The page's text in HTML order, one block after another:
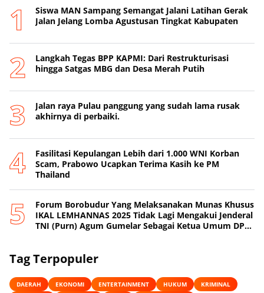
Siswa MAN Sampang Semangat Jalani Latihan Gerak
Jalan Jelang Lomba Agustusan Tingkat Kabupaten
Langkah Tegas BPP KAPMI: Dari Restrukturisasi
hingga Satgas MBG dan Desa Merah Putih
Jalan raya Pulau panggung yang sudah lama rusak
akhirnya di perbaiki.
Fasilitasi Kepulangan Lebih dari 1.000 WNI Korban
Scam, Prabowo Ucapkan Terima Kasih ke PM
Thailand
Forum Borobudur Yang Melaksanakan Munas Khusus
IKAL LEMHANNAS 2025 Tidak Lagi Mengakui Jenderal
TNI (Purn) Agum Gumelar Sebagai Ketua Umum DPP
Tag Terpopuler
DAERAH EKONOMI ENTERTAINMENT HUKUM
KRIMINAL